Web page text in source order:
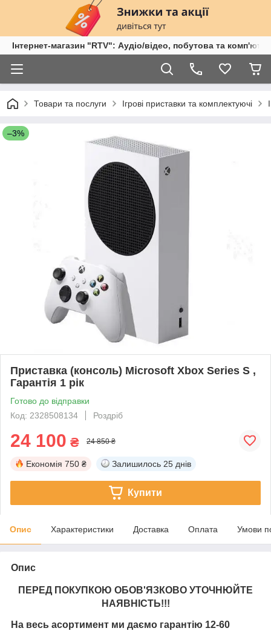
Інтернет-магазин "RTV": Аудіо/відео, побутова та
Товари та послуги Ігрові приставки та комплектуючі
–3%
Приставка (консоль) Microsoft Xbox Series S ,
Гарантія 1 рік
Готово до відправки
Код: 2328508134
Роздріб
24 100 ₴ 24 850 ₴
Економія 750 ₴ Залишилось 25 днів
Купити
Опис Характеристики Доставка Оплата Умови
Опис
ПЕРЕД ПОКУПКОЮ ОБОВ'ЯЗКОВО УТОЧНЮЙТЕ
НАЯВНІСТЬ!!!
На весь асортимент ми даємо гарантію 12-60